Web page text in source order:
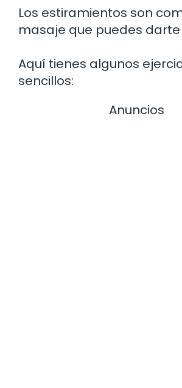
Los estiramientos son
masaje que puedes
Aquí tienes algunos
sencillos:
Anuncios